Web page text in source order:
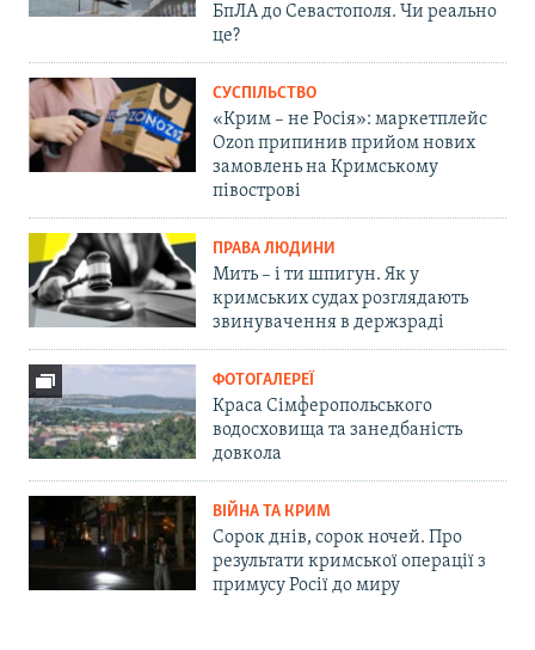
БпЛА до Севастополя. Чи реально
це?
СУСПІЛЬСТВО
«Крим – не Росія»: маркетплейс
Ozon припинив прийом нових
замовлень на Кримському
півострові
ПРАВА ЛЮДИНИ
Мить – і ти шпигун. Як у
кримських судах розглядають
звинувачення в держзраді
ФОТОГАЛЕРЕЇ
Краса Сімферопольського
водосховища та занедбаність
довкола
ВІЙНА ТА КРИМ
Сорок днів, сорок ночей. Про
результати кримської операції з
примусу Росії до миру